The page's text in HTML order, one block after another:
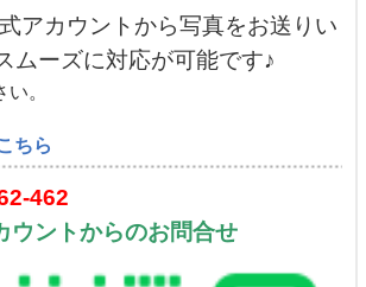
アカウントから写真をお送りい
ムーズに対応が可能です♪
。
ちら
462
ウントからのお問合せ